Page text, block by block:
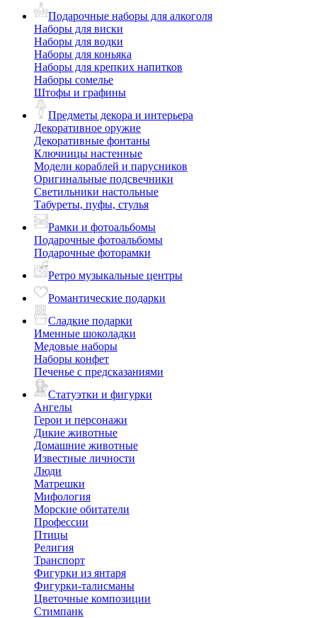
Подарочные наборы для алкоголя
Наборы для виски
Наборы для водки
Наборы для коньяка
Наборы для крепких напитков
Наборы сомелье
Штофы и графины
Предметы декора и интерьера
Декоративное оружие
Декоративные фонтаны
Ключницы настенные
Модели кораблей и парусников
Оригинальные подсвечники
Светильники настольные
Табуреты, пуфы, стулья
Рамки и фотоальбомы
Подарочные фотоальбомы
Подарочные фоторамки
Ретро музыкальные центры
Романтические подарки
Сладкие подарки
Именные шоколадки
Медовые наборы
Наборы конфет
Печенье с предсказаниями
Статуэтки и фигурки
Ангелы
Герои и персонажи
Дикие животные
Домашние животные
Известные личности
Люди
Матрешки
Мифология
Морские обитатели
Профессии
Птицы
Религия
Транспорт
Фигурки из янтаря
Фигурки-талисманы
Цветочные композиции
Стимпанк